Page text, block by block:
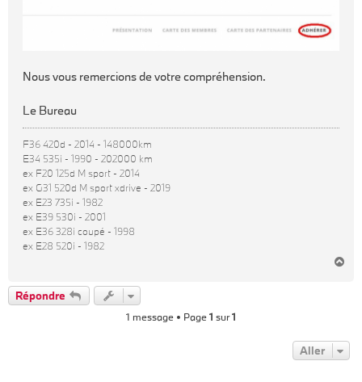
Nous vous remercions de votre compréhension.
Le Bureau
F36 420d - 2014 - 148000km
E34 535i - 1990 - 202000 km
ex F20 125d M sport - 2014
ex G31 520d M sport xdrive - 2019
ex E23 735i - 1982
ex E39 530i - 2001
ex E36 328i coupé - 1998
ex E28 520i - 1982
Répondre
1 message • Page1 sur1
Aller